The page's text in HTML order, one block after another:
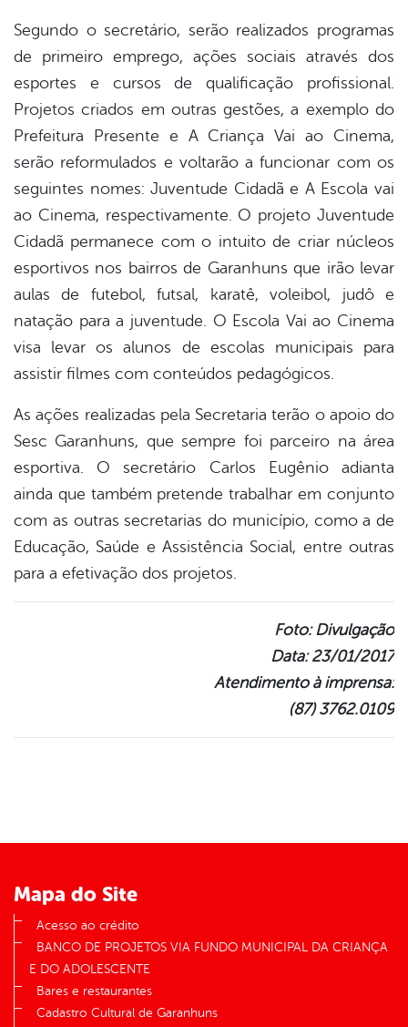
Segundo o secretário, serão realizados programas
de primeiro emprego, ações sociais através dos
esportes e cursos de qualificação profissional.
Projetos criados em outras gestões, a exemplo do
Prefeitura Presente e A Criança Vai ao Cinema,
serão reformulados e voltarão a funcionar com os
seguintes nomes: Juventude Cidadã e A Escola vai
ao Cinema, respectivamente. O projeto Juventude
Cidadã permanece com o intuito de criar núcleos
esportivos nos bairros de Garanhuns que irão levar
aulas de futebol, futsal, karatê, voleibol, judô e
natação para a juventude. O Escola Vai ao Cinema
visa levar os alunos de escolas municipais para
assistir filmes com conteúdos pedagógicos.
As ações realizadas pela Secretaria terão o apoio do
Sesc Garanhuns, que sempre foi parceiro na área
esportiva. O secretário Carlos Eugênio adianta
ainda que também pretende trabalhar em conjunto
com as outras secretarias do município, como a de
Educação, Saúde e Assistência Social, entre outras
para a efetivação dos projetos.
Foto: Divulgação
Data: 23/01/2017
Atendimento à imprensa:
(87) 3762.0109
Mapa do Site
Acesso ao crédito
BANCO DE PROJETOS VIA FUNDO MUNICIPAL DA CRIANÇA
E DO ADOLESCENTE
Bares e restaurantes
Cadastro Cultural de Garanhuns